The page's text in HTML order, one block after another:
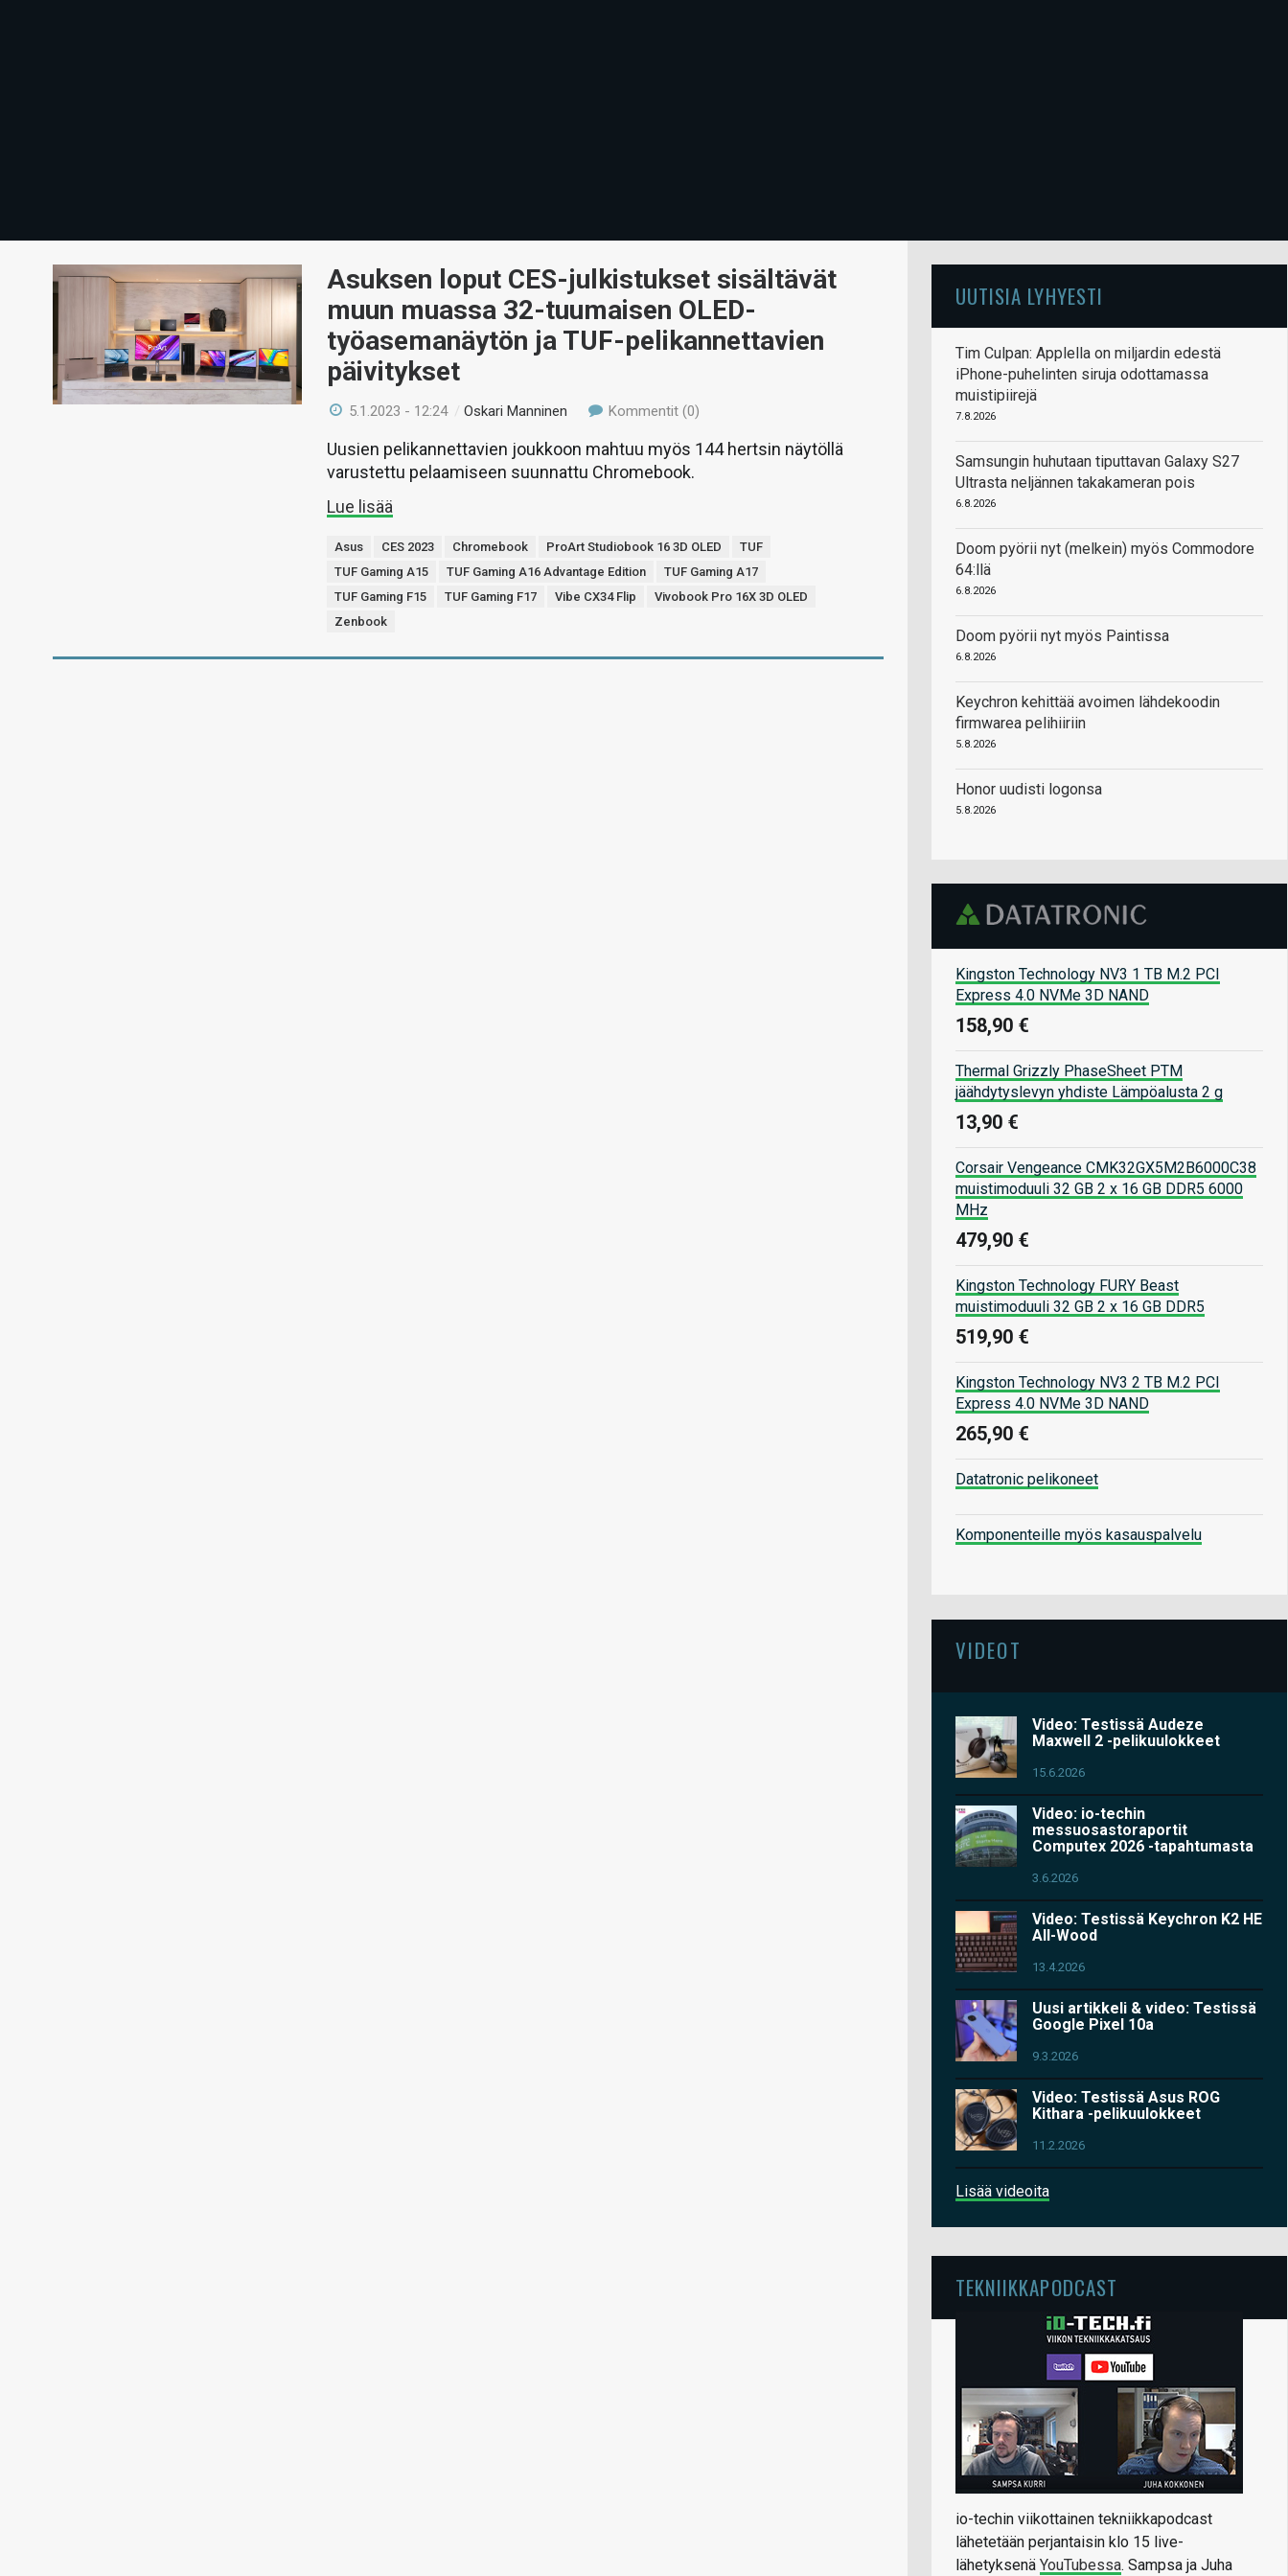
Asuksen loput CES-julkistukset sisältävät
muun muassa 32-tuumaisen OLED-
työasemanäytön ja TUF-pelikannettavien
päivitykset
5.1.2023 - 12:24 /Oskari Manninen Kommentit (0)
Uusien pelikannettavien joukkoon mahtuu myös 144 hertsin näytöllä
varustettu pelaamiseen suunnattu Chromebook.
Lue lisää
Asus CES 2023 Chromebook ProArt Studiobook 16 3D OLED
TUF
TUF Gaming A15
TUF Gaming A16 Advantage Edition
TUF Gaming A17
TUF Gaming F15
TUF Gaming F17 Vibe CX34 Flip
Vivobook Pro 16X 3D OLED
Zenbook
UUTISIA LYHYESTI
Tim Culpan: Applella on miljardin edestä
iPhone-puhelinten siruja odottamassa
muistipiirejä
7.8.2026
Samsungin huhutaan tiputtavan Galaxy S27
Ultrasta neljännen takakameran pois
6.8.2026
Doom pyörii nyt (melkein) myös Commodore
64:llä
6.8.2026
Doom pyörii nyt myös Paintissa
6.8.2026
Keychron kehittää avoimen lähdekoodin
firmwarea pelihiiriin
5.8.2026
Honor uudisti logonsa
5.8.2026
Kingston Technology NV3 1 TB M.2 PCI
Express 4.0 NVMe 3D NAND
158,90 €
Thermal Grizzly PhaseSheet PTM
jäähdytyslevyn yhdiste Lämpöalusta 2 g
13,90 €
Corsair Vengeance CMK32GX5M2B6000C38
muistimoduuli 32 GB 2 x 16 GB DDR5 6000
MHz
479,90 €
Kingston Technology FURY Beast
muistimoduuli 32 GB 2 x 16 GB DDR5
519,90 €
Kingston Technology NV3 2 TB M.2 PCI
Express 4.0 NVMe 3D NAND
265,90 €
Datatronic pelikoneet
Komponenteille myös kasauspalvelu
VIDEOT
Video: Testissä Audeze
Maxwell 2 -pelikuulokkeet
15.6.2026
Video: io-techin
messuosastoraportit
Computex 2026 -tapahtumasta
3.6.2026
Video: Testissä Keychron K2 HE
All-Wood
13.4.2026
Uusi artikkeli & video: Testissä
Google Pixel 10a
9.3.2026
Video: Testissä Asus ROG
Kithara -pelikuulokkeet
11.2.2026
Lisää videoita
TEKNIIKKAPODCAST
io-techin viikottainen tekniikkapodcast
lähetetään perjantaisin klo 15 live-
lähetyksenä YouTubessa. Sampsa ja Juha